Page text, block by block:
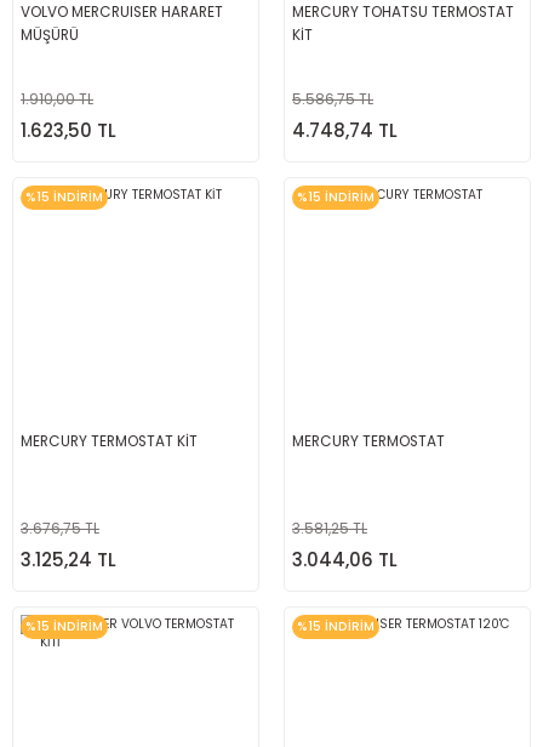
VOLVO MERCRUISER HARARET
MÜŞÜRÜ
1.910,00 TL
1.623,50 TL
MERCURY TOHATSU TERMOSTAT
KİT
5.586,75 TL
4.748,74 TL
%15 İNDİRİM
MERCURY TERMOSTAT KİT
3.676,75 TL
3.125,24 TL
%15 İNDİRİM
MERCURY TERMOSTAT
3.581,25 TL
3.044,06 TL
%15 İNDİRİM %15 İNDİRİM